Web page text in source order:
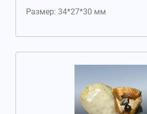
Размер: 34*27*30 мм